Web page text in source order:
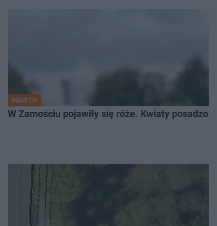
MIASTO
W Zamościu pojawiły się róże. Kwiaty